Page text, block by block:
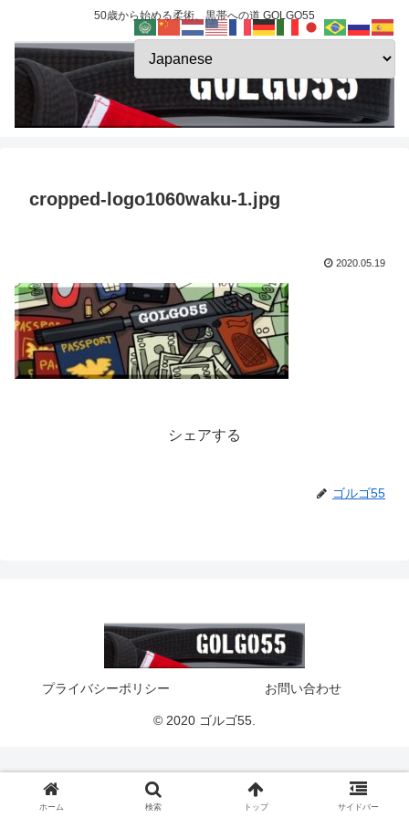
50歳から始める柔術、黒帯への道 GOLGO55
cropped-logo1060waku-1.jpg
2020.05.19
シェアする
ゴルゴ55
プライバシーポリシー お問い合わせ
© 2020 ゴルゴ55.
ホーム 検索 トップ サイドバー